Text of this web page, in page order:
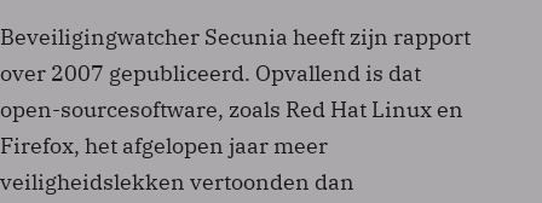
Beveiligingwatcher Secunia heeft zijn rapport
over 2007 gepubliceerd. Opvallend is dat
open-sourcesoftware, zoals Red Hat Linux en
Firefox, het afgelopen jaar meer
veiligheidslekken vertoonden dan